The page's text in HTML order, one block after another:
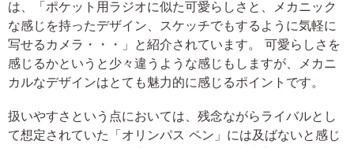
は、「ポケット用ラジオに似た可愛らしさと、メカニック
な感じを持ったデザイン、スケッチでもするように気軽に
写せるカメラ・・・」と紹介されています。 可愛らしさを
感じるかというと少々違うような感じもしますが、メカニ
カルなデザインはとても魅力的に感じるポイントです。
扱いやすさという点においては、残念ながらライバルとし
て想定されていた「オリンパス ペン」には及ばないと感じ